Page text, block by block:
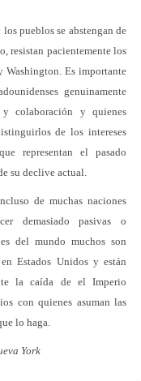
pueblos se abstengan de
resistan pacientemente los
Washington. Es importante
genuinamente
y colaboración y quienes
de los intereses
representan el pasado
su declive actual.
de muchas naciones
demasiado pasivas o
del mundo muchos son
Estados Unidos y están
la caída de el Imperio
con quienes asuman las
lo haga.
York